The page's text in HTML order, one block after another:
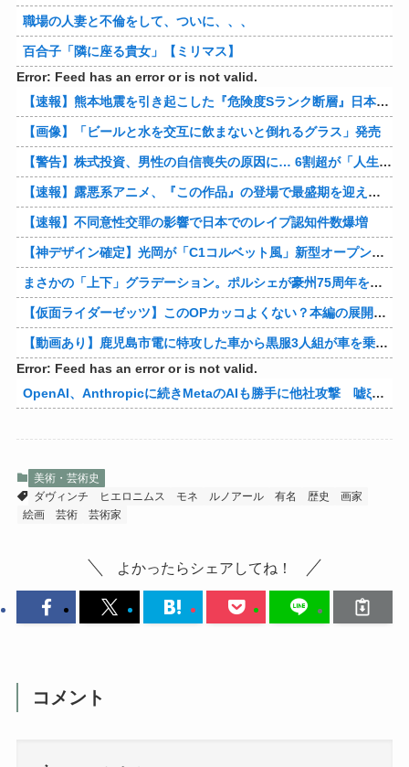
職場の人妻と不倫をして、ついに、、、
百合子「隣に座る貴女」【ミリマス】
Error: Feed has an error or is not valid.
【速報】熊本地震を引き起こした『危険度Sランク断層』日本のド真ん中に10カ所もあると判明
【画像】「ビールと水を交互に飲まないと倒れるグラス」発売
【警告】株式投資、男性の自信喪失の原因に… 6割超が「人生の敗者」自認
【速報】露悪系アニメ、『この作品』の登場で最盛期を迎えてしまう…
【速報】不同意性交罪の影響で日本でのレイプ認知件数爆増
【神デザイン確定】光岡が「C1コルベット風」新型オープンカーの最新ティーザー画像を公開、マツダ・ロードスターの信頼性にレトロな外観がドッキング
まさかの「上下」グラデーション。ポルシェが豪州75周年を祝う特別モデル「911 Turbo S Land Down Under」を発表、1951年の「見果てぬ夢」が内外装に再現
【仮面ライダーゼッツ】このOPカッコよくない？本編の展開ちゃんと反映してて完成度高いし
【動画あり】鹿児島市電に特攻した車から黒服3人組が車を乗り捨てて逃走
Error: Feed has an error or is not valid.
OpenAI、Anthropicに続きMetaのAIも勝手に他社攻撃 嘘ξけど何これ流行ってんの？
美術・芸術史
ダヴィンチ
ヒエロニムス モネ ルノアール 有名 歴史
画家
絵画
芸術 芸術家
よかったらシェアしてね！
コメント